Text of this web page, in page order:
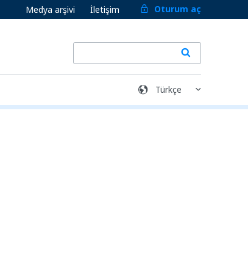
Medya arşivi İletişim Oturum aç